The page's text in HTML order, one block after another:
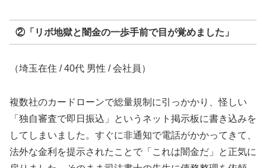
②「リボ地獄と闇金の一歩手前で目が覚めました」
（埼玉在住 / 40代 男性 / 会社員）
複数社のカードローンで総量規制に引っかかり、怪しい
「独自審査で即日振込」というネット掲示板に書き込みを
してしまいました。すぐに非通知で電話がかかってきて、
法外な金利を提示されたことで「これは闇金だ」と正気に